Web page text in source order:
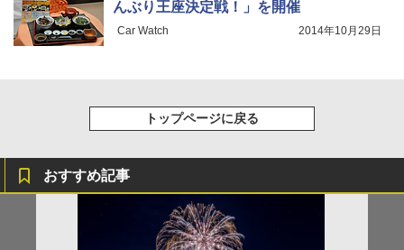
んぶり王座決定戦！」を開催
Car Watch 2014年10月29日
トップページに戻る
おすすめ記事